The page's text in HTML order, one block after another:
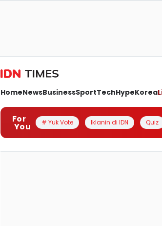
HomeNewsBusinessSportTechHypeKorea
For
You # Yuk Vote Iklanin di IDN Quiz